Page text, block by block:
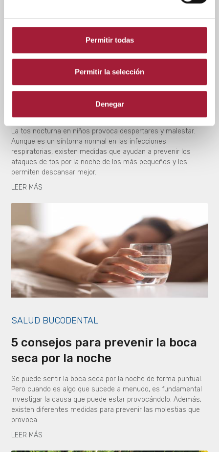
Permitir todas
Permitir la selección
Denegar
SALUD INFANTIL
5 consejos para aliviar la tos
nocturna en niños
La tos nocturna en niños provoca despertares y malestar.
Aunque es un síntoma normal en las infecciones
respiratorias, existen medidas que ayudan a prevenir los
ataques de tos por la noche de los más pequeños y les
permiten descansar mejor.
LEER MÁS
SALUD BUCODENTAL
5 consejos para prevenir la boca
seca por la noche
Se puede sentir la boca seca por la noche de forma puntual.
Pero cuando es algo que sucede a menudo, es fundamental
investigar la causa que puede estar provocándolo. Además,
existen diferentes medidas para prevenir las molestias que
provoca.
LEER MÁS